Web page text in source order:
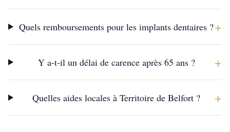
Quels remboursements pour les implants dentaires ?+
Y a-t-il un délai de carence après 65 ans ? +
Quelles aides locales à Territoire de Belfort ? +